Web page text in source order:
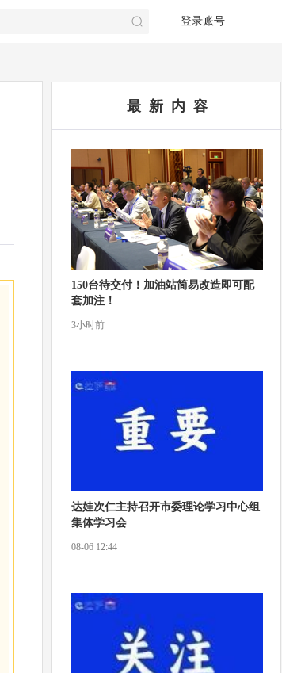
登录账号
最 新 内 容
150台待交付！加油站简易改造即可配
套加注！
3小时前
达娃次仁主持召开市委理论学习中心组
集体学习会
08-06 12:44